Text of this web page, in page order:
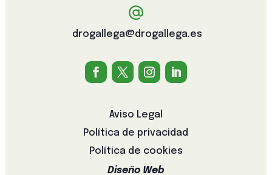
drogallega@drogallega.es
Aviso Legal
Política de privacidad
Política de cookies
Diseño Web